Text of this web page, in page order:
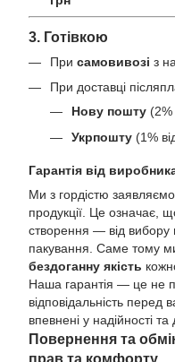
3. Готівкою
При самовивозі з
При доставці
Нову пошту (2%
Укрпошту (1%
Гарантія від
Ми з гордістю
продукції. Це означає,
створення — від вибору
пакування. Саме тому
бездоганну якість
Наша гарантія — це не
відповідальність
впевнені у надійності та
Повернення та
прав та комфорту